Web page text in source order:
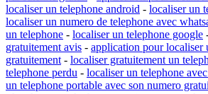
localiser un telephone android - localiser un
localiser un numero de telephone avec
un telephone - localiser un telephone google
gratuitement avis - application pour localiser
gratuitement - localiser gratuitement un
telephone perdu - localiser un telephone
un telephone portable avec son numero